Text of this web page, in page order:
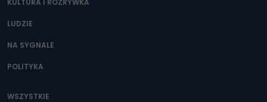
KULTURA I ROZRYWKA
LUDZIE
NA SYGNALE
POLITYKA
WSZYSTKIE